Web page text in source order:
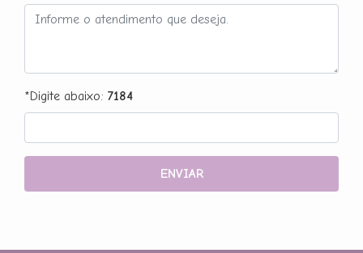
*Digite abaixo: 7184
ENVIAR